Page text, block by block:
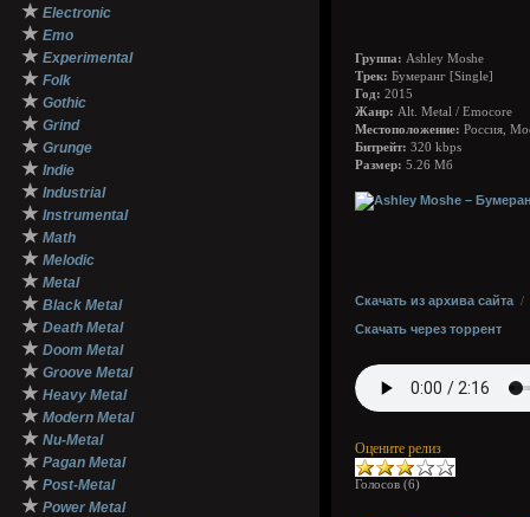
★ Electronic
★ Emo
★ Experimental
★ Folk
★ Gothic
★ Grind
★ Grunge
★ Indie
★ Industrial
★ Instrumental
★ Math
★ Melodic
★ Metal
★ Black Metal
★ Death Metal
★ Doom Metal
★ Groove Metal
★ Heavy Metal
★ Modern Metal
★ Nu-Metal
★ Pagan Metal
★ Post-Metal
★ Power Metal
Группа: Ashley Moshe
Трек: Бумеранг [Single]
Год: 2015
Жанр: Alt. Metal / Emocore
Местоположение: Россия,
Битрейт: 320 kbps
Размер: 5.26 Мб
Скачать из архива сайта /
Скачать через торрент
Оцените релиз
Голосов (6)